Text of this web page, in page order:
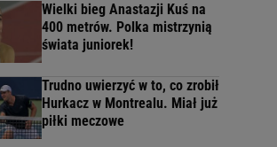
Wielki bieg Anastazji Kuś na
400 metrów. Polka mistrzynią
świata juniorek!
Trudno uwierzyć w to, co zrobił
Hurkacz w Montrealu. Miał już
piłki meczowe